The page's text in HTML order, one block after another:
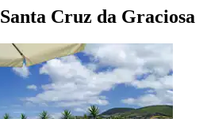
Cruz da Graciosa